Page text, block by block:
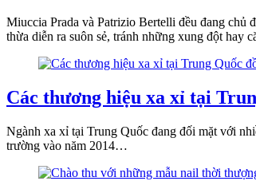
Miuccia Prada và Patrizio Bertelli đều đang chủ
thừa diễn ra suôn sẻ, tránh những xung đột hay
Các thương hiệu xa xỉ tại
Ngành xa xỉ tại Trung Quốc đang đối mặt với
trường vào năm 2014…